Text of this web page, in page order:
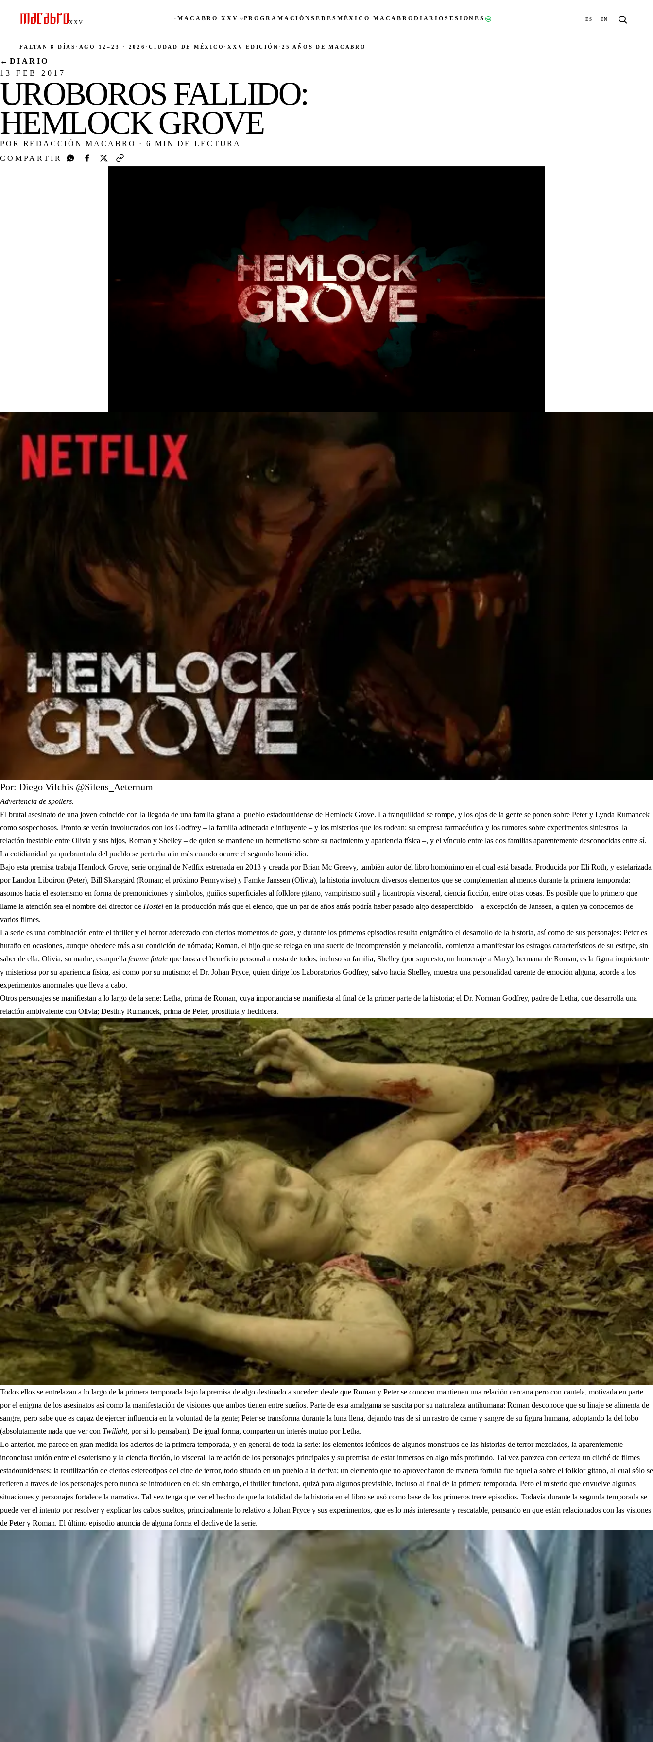
XXV
● MACABRO XXV PROGRAMACIÓNSEDES MÉXICO MACABRO DIARIOSESIONES
(ABRE EN UNA NUEVA PESTAÑA) ES EN
FALTAN 8 DÍAS · AGO 12–23 · 2026 ·CIUDAD DE MÉXICO · XXV EDICIÓN · 25 AÑOS DE MACABRO
← DIARIO
13 FEB 2017
UROBOROS FALLIDO:
HEMLOCK GROVE
POR REDACCIÓN MACABRO ·
6 MIN DE LECTURA
COMPARTIR
Por: Diego Vilchis @Silens_Aeternum
Advertencia de spoilers.
El brutal asesinato de una joven coincide con la llegada de una familia gitana al pueblo estadounidense de Hemlock Grove. La tranquilidad se rompe, y los ojos de la gente se ponen sobre Peter y Lynda Rumancek
como sospechosos. Pronto se verán involucrados con los Godfrey – la familia adinerada e influyente – y los misterios que los rodean: su empresa farmacéutica y los rumores sobre experimentos siniestros, la
relación inestable entre Olivia y sus hijos, Roman y Shelley – de quien se mantiene un hermetismo sobre su nacimiento y apariencia física –, y el vínculo entre las dos familias aparentemente desconocidas entre sí.
La cotidianidad ya quebrantada del pueblo se perturba aún más cuando ocurre el segundo homicidio.
Bajo esta premisa trabaja Hemlock Grove, serie original de Netlfix estrenada en 2013 y creada por Brian Mc Greevy, también autor del libro homónimo en el cual está basada. Producida por Eli Roth, y estelarizada
por Landon Liboiron (Peter), Bill Skarsgård (Roman; el próximo Pennywise) y Famke Janssen (Olivia), la historia involucra diversos elementos que se complementan al menos durante la primera temporada:
asomos hacia el esoterismo en forma de premoniciones y símbolos, guiños superficiales al folklore gitano, vampirismo sutil y licantropía visceral, ciencia ficción, entre otras cosas. Es posible que lo primero que
llame la atención sea el nombre del director de Hostel en la producción más que el elenco, que un par de años atrás podría haber pasado algo desapercibido – a excepción de Janssen, a quien ya conocemos de
varios filmes.
La serie es una combinación entre el thriller y el horror aderezado con ciertos momentos de gore, y durante los primeros episodios resulta enigmático el desarrollo de la historia, así como de sus personajes: Peter es
huraño en ocasiones, aunque obedece más a su condición de nómada; Roman, el hijo que se relega en una suerte de incomprensión y melancolía, comienza a manifestar los estragos característicos de su estirpe, sin
saber de ella; Olivia, su madre, es aquella femme fatale que busca el beneficio personal a costa de todos, incluso su familia; Shelley (por supuesto, un homenaje a Mary), hermana de Roman, es la figura inquietante
y misteriosa por su apariencia física, así como por su mutismo; el Dr. Johan Pryce, quien dirige los Laboratorios Godfrey, salvo hacia Shelley, muestra una personalidad carente de emoción alguna, acorde a los
experimentos anormales que lleva a cabo.
Otros personajes se manifiestan a lo largo de la serie: Letha, prima de Roman, cuya importancia se manifiesta al final de la primer parte de la historia; el Dr. Norman Godfrey, padre de Letha, que desarrolla una
relación ambivalente con Olivia; Destiny Rumancek, prima de Peter, prostituta y hechicera.
Todos ellos se entrelazan a lo largo de la primera temporada bajo la premisa de algo destinado a suceder: desde que Roman y Peter se conocen mantienen una relación cercana pero con cautela, motivada en parte
por el enigma de los asesinatos así como la manifestación de visiones que ambos tienen entre sueños. Parte de esta amalgama se suscita por su naturaleza antihumana: Roman desconoce que su linaje se alimenta de
sangre, pero sabe que es capaz de ejercer influencia en la voluntad de la gente; Peter se transforma durante la luna llena, dejando tras de sí un rastro de carne y sangre de su figura humana, adoptando la del lobo
(absolutamente nada que ver con Twilight, por si lo pensaban). De igual forma, comparten un interés mutuo por Letha.
Lo anterior, me parece en gran medida los aciertos de la primera temporada, y en general de toda la serie: los elementos icónicos de algunos monstruos de las historias de terror mezclados, la aparentemente
inconclusa unión entre el esoterismo y la ciencia ficción, lo visceral, la relación de los personajes principales y su premisa de estar inmersos en algo más profundo. Tal vez parezca con certeza un cliché de filmes
estadounidenses: la reutilización de ciertos estereotipos del cine de terror, todo situado en un pueblo a la deriva; un elemento que no aprovecharon de manera fortuita fue aquella sobre el folklor gitano, al cual sólo se
refieren a través de los personajes pero nunca se introducen en él; sin embargo, el thriller funciona, quizá para algunos previsible, incluso al final de la primera temporada. Pero el misterio que envuelve algunas
situaciones y personajes fortalece la narrativa. Tal vez tenga que ver el hecho de que la totalidad de la historia en el libro se usó como base de los primeros trece episodios. Todavía durante la segunda temporada se
puede ver el intento por resolver y explicar los cabos sueltos, principalmente lo relativo a Johan Pryce y sus experimentos, que es lo más interesante y rescatable, pensando en que están relacionados con las visiones
de Peter y Roman. El último episodio anuncia de alguna forma el declive de la serie.